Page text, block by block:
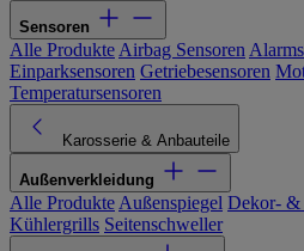
Sensoren
Alle Produkte Airbag Sensoren
Einparksensoren Getriebesensoren
Temperatursensoren
Karosserie & Anbauteile
Außenverkleidung
Alle Produkte Außenspiegel Dekor- &
Kühlergrills Seitenschweller